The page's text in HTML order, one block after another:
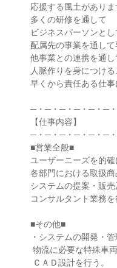
応援する風土がありま
多くの研修を通して
ビジネスパーソンとし
配属先の事業を通して
他事業との連携を通し
人脈作りを身につける
早くから責任ある仕事
─・─・─・─・─・─
【仕事内容】
─・─・─・─・─・─
■営業全般■
ユーザーニーズを的確
各部門における取扱商
システムの提案・販
コンサルタント業務を
■その他■
・システムの開発・管